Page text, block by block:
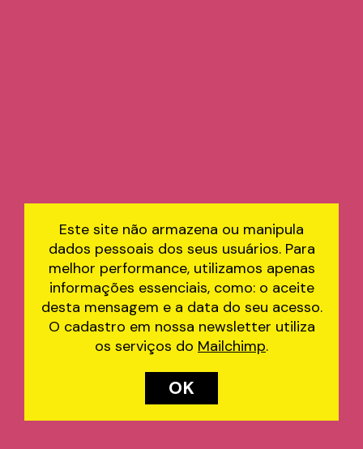
Este site não armazena ou manipula
dados pessoais dos seus usuários. Para
melhor performance, utilizamos apenas
informações essenciais, como: o aceite
desta mensagem e a data do seu acesso.
O cadastro em nossa newsletter utiliza
os serviços do Mailchimp.
OK